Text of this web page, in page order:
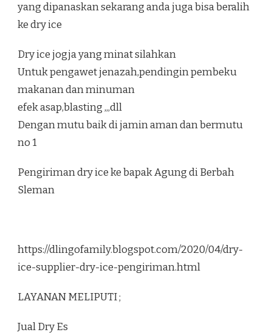
yang dipanaskan sekarang anda juga bisa beralih
ke dry ice
Dry ice jogja yang minat silahkan
Untuk pengawet jenazah,pendingin pembeku
makanan dan minuman
efek asap,blasting ,,,dll
Dengan mutu baik di jamin aman dan bermutu
no 1
Pengiriman dry ice ke bapak Agung di Berbah
Sleman
https://dlingofamily.blogspot.com/2020/04/dry-
ice-supplier-dry-ice-pengiriman.html
LAYANAN MELIPUTI ;
Jual Dry Es